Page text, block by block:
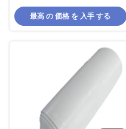
Flashless EPDMのゴム製防水
最高 の 価格 を 入手 する